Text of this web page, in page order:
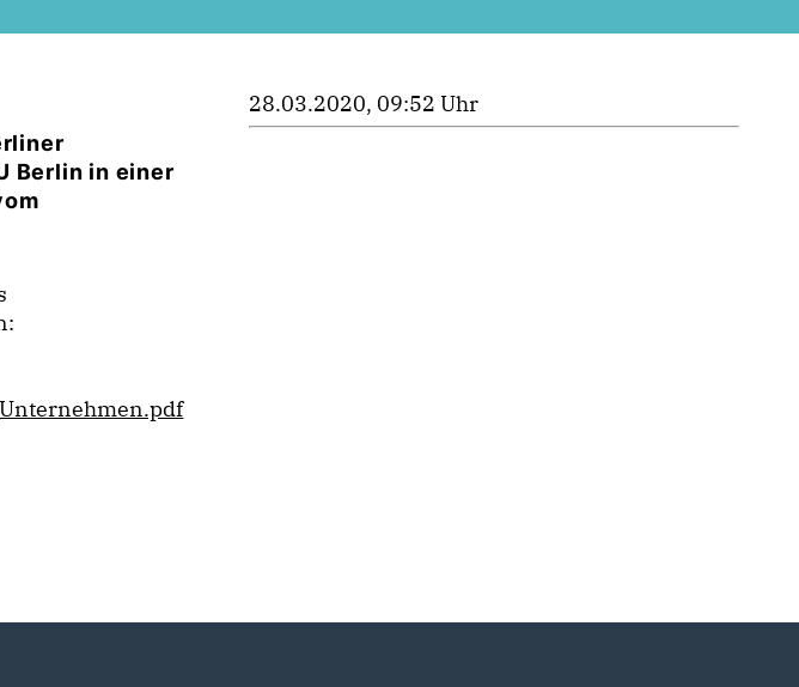
Berlin in einer
28.03.2020, 09:52 Uhr